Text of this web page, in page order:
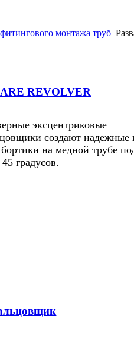
монтажа труб
REVOLVER
эксцентриковые
создают надежные
на медной трубе
градусов.